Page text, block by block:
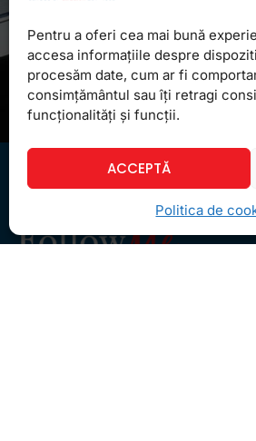
Pentru a oferi cea mai bună
accesa informațiile despre
procesăm date, cum ar fi
consimțământul sau îți retragi
funcționalități și funcții.
ACCEPTĂ
Politica de